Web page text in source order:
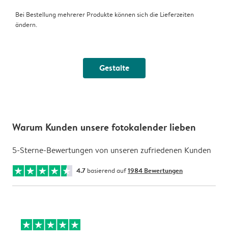
Bei Bestellung mehrerer Produkte können sich die Lieferzeiten
ändern.
Gestalte
Warum Kunden unsere fotokalender lieben
5-Sterne-Bewertungen von unseren zufriedenen Kunden
4.7 basierend auf1984 Bewertungen